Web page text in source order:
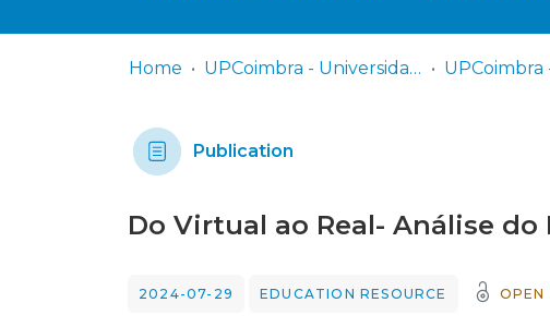
Home UPCoimbra - Universidade Politécnica de Coimbra
Publication
Do Virtual ao Real- Análise
2024-07-29 EDUCATION RESOURCE OPEN